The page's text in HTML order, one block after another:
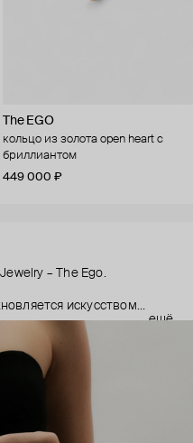
The EGO
кольцо из золота open heart с
бриллиантом
449 000 ₽
– The Ego.
искусством
поврежденных
подчеркивающая
бренд продолжает те же
с шероховатой фактурой,
а «соль-перец» с
The Ego
погони за идеалом. Каждое
ещё